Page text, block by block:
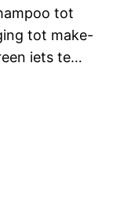
tot
tot make-
iets te…